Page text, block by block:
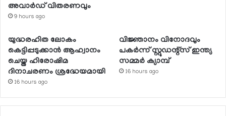
അവാര്‍ഡ് വിതരണവും
9 hours ago
യുദ്ധരഹിത ലോകം
കെട്ടിപ്പടുക്കാന്‍ ആഹ്വാനം
ചെയ്ത ഹിരോഷിമ
ദിനാചരണം ശ്രദ്ധേയമായി
16 hours ago
വിജ്ഞാനം വിനോദവും
പകര്‍ന്ന് സ്റ്റുഡന്റ്‌സ് ഇന്ത്യ
സമ്മര്‍ ക്യാമ്പ്
16 hours ago